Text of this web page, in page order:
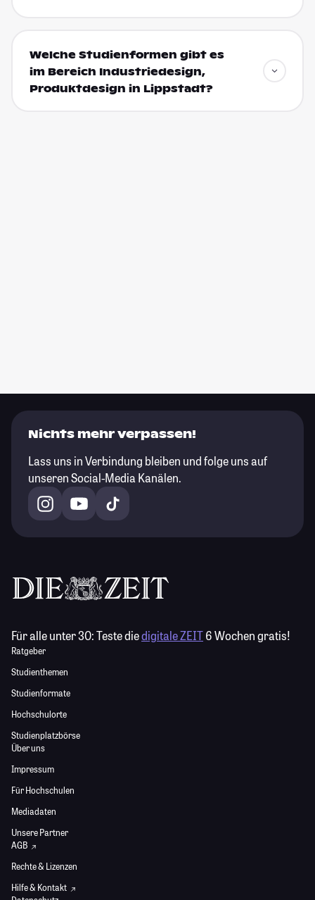
Welche Studienformen gibt es
im Bereich Industriedesign,
Produktdesign in Lippstadt?
Nichts mehr verpassen!
Lass uns in Verbindung bleiben und folge uns auf
unseren Social-Media Kanälen.
Für alle unter 30:Teste diedigitale ZEIT6 Wochen gratis!
Ratgeber
Studienthemen
Studienformate
Hochschulorte
Studienplatzbörse
Über uns
Impressum
Für Hochschulen
Mediadaten
Unsere Partner
AGB
Rechte & Lizenzen
Hilfe & Kontakt